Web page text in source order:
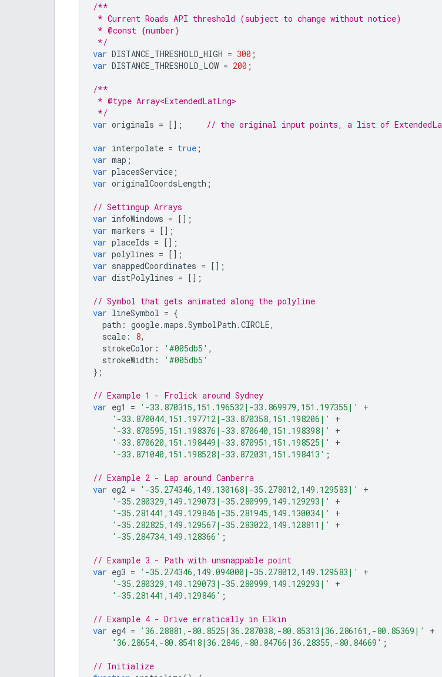
/**
* Current Roads API threshold (subject to change without notice)
* @const {number}
*/
var DISTANCE_THRESHOLD_HIGH = 300 ;
var DISTANCE_THRESHOLD_LOW = 200 ;
/**
* @type Array<ExtendedLatLng>
*/
var originals = []; // the original input points, a list of
var interpolate = true ;
var map ;
var placesService ;
var originalCoordsLength ;
// Settingup Arrays
var infoWindows = [];
var markers = [];
var placeIds = [];
var polylines = [];
var snappedCoordinates = [];
var distPolylines = [];
// Symbol that gets animated along the polyline
var lineSymbol = {
path : google.maps .SymbolPath .CIRCLE,
scale : 8,
strokeColor : '#005db5' ,
strokeWidth :
'#005db5'
};
// Example 1 - Frolick around Sydney
var eg1 = '-33.870315,151.196532|-33.869979,151.197355|'
+
'-33.870044,151.197712|-33.870358,151.198206|'
+
'-33.870595,151.198376|-33.870640,151.198398|'
+
'-33.870620,151.198449|-33.870951,151.198525|'
+
'-33.871040,151.198528|-33.872031,151.198413' ;
// Example 2 - Lap around Canberra
var eg2 = '-35.274346,149.130168|-35.278012,149.129583|'
+
'-35.280329,149.129073|-35.280999,149.129293|'
+
'-35.281441,149.129846|-35.281945,149.130034|'
+
'-35.282825,149.129567|-35.283022,149.128811|'
+
'-35.284734,149.128366' ;
// Example 3 - Path with unsnappable point
var eg3 = '-35.274346,149.094000|-35.278012,149.129583|'
+
'-35.280329,149.129073|-35.280999,149.129293|'
+
'-35.281441,149.129846' ;
// Example 4 - Drive erratically in Elkin
var eg4 = '36.28881,-80.8525|36.287038,-80.85313|36.286161,-80.85369|'
+
'36.28654,-80.85418|36.2846,-80.84766|36.28355,-80.84669' ;
// Initialize